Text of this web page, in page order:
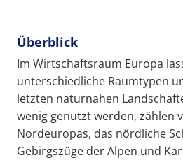
Überblick
Im Wirtschaftsraum Europa
unterschiedliche Raumtypen
letzten naturnahen
wenig genutzt werden, zählen
Nordeuropas, das nördliche
Gebirgszüge der Alpen und